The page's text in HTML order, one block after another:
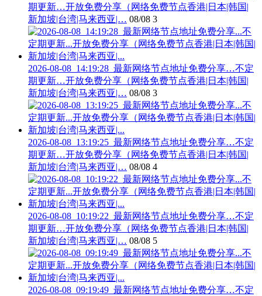
期更新…开放免费分享（网络免费节点香港|日本|韩国|
新加坡|台湾|马来西亚|… 08/08 3
2026-08-08_14:19:28_最新网络节点地址免费分享…不定
期更新…开放免费分享（网络免费节点香港|日本|韩国|
新加坡|台湾|马来西亚|… 08/08 3
2026-08-08_13:19:25_最新网络节点地址免费分享…不定
期更新…开放免费分享（网络免费节点香港|日本|韩国|
新加坡|台湾|马来西亚|… 08/08 4
2026-08-08_10:19:22_最新网络节点地址免费分享…不定
期更新…开放免费分享（网络免费节点香港|日本|韩国|
新加坡|台湾|马来西亚|… 08/08 5
2026-08-08_09:19:49_最新网络节点地址免费分享…不定